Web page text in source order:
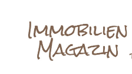
springen